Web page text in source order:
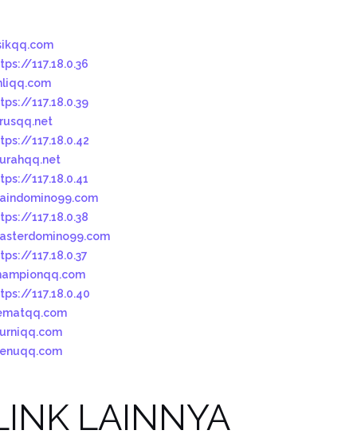
117.18.0.36
117.18.0.39
117.18.0.42
117.18.0.41
117.18.0.38
117.18.0.37
117.18.0.40
LAINNYA